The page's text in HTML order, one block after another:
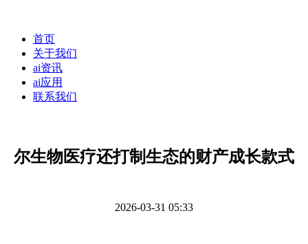
首页
关于我们
ai资讯
ai应用
联系我们
尔生物医疗还打制生态的财产成长款式
2026-03-31 05:33